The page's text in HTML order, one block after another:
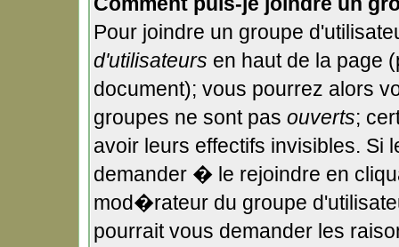
Pour joindre un groupe
d'utilisateurs en haut de la page
document); vous pourrez alors
groupes ne sont pas ouverts;
avoir leurs effectifs invisibles. Si
demander � le rejoindre en
mod�rateur du groupe
pourrait vous demander les